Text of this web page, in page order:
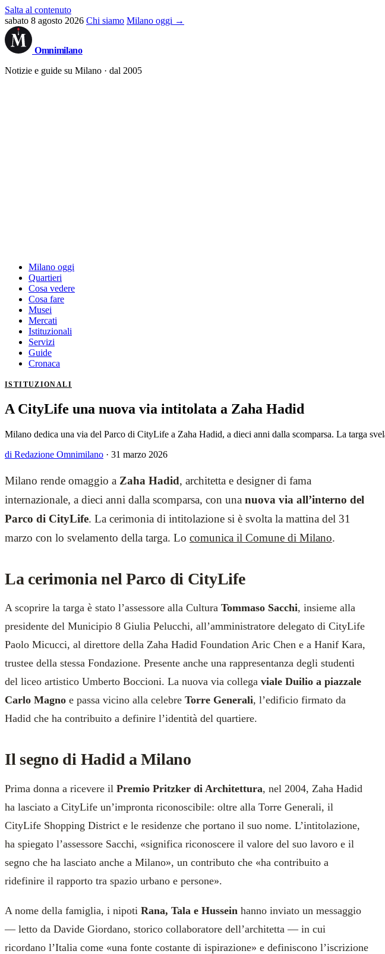
Salta al contenuto
sabato 8 agosto 2026 Chi siamo Milano oggi →
Omnimilano
Notizie e guide su Milano · dal 2005
Milano oggi
Quartieri
Cosa vedere
Cosa fare
Musei
Mercati
Istituzionali
Servizi
Guide
Cronaca
ISTITUZIONALI
A CityLife una nuova via intitolata a Zaha Hadid
Milano dedica una via del Parco di CityLife a Zaha Hadid, a dieci anni dalla scomparsa. La targa
di Redazione Omnimilano · 31 marzo 2026
Milano rende omaggio a Zaha Hadid, architetta e designer di fama
internazionale, a dieci anni dalla scomparsa, con una nuova via all’interno del
Parco di CityLife. La cerimonia di intitolazione si è svolta la mattina del 31
marzo con lo svelamento della targa. Lo comunica il Comune di Milano.
La cerimonia nel Parco di CityLife
A scoprire la targa è stato l’assessore alla Cultura Tommaso Sacchi, insieme alla
presidente del Municipio 8 Giulia Pelucchi, all’amministratore delegato di CityLife
Paolo Micucci, al direttore della Zaha Hadid Foundation Aric Chen e a Hanif Kara,
trustee della stessa Fondazione. Presente anche una rappresentanza degli studenti
del liceo artistico Umberto Boccioni. La nuova via collega viale Duilio a piazzale
Carlo Magno e passa vicino alla celebre Torre Generali, l’edificio firmato da
Hadid che ha contribuito a definire l’identità del quartiere.
Il segno di Hadid a Milano
Prima donna a ricevere il Premio Pritzker di Architettura, nel 2004, Zaha Hadid
ha lasciato a CityLife un’impronta riconoscibile: oltre alla Torre Generali, il
CityLife Shopping District e le residenze che portano il suo nome. L’intitolazione,
ha spiegato l’assessore Sacchi, «significa riconoscere il valore del suo lavoro e il
segno che ha lasciato anche a Milano», un contributo che «ha contribuito a
ridefinire il rapporto tra spazio urbano e persone».
A nome della famiglia, i nipoti Rana, Tala e Hussein hanno inviato un messaggio
— letto da Davide Giordano, storico collaboratore dell’architetta — in cui
ricordano l’Italia come «una fonte costante di ispirazione» e definiscono l’iscrizione